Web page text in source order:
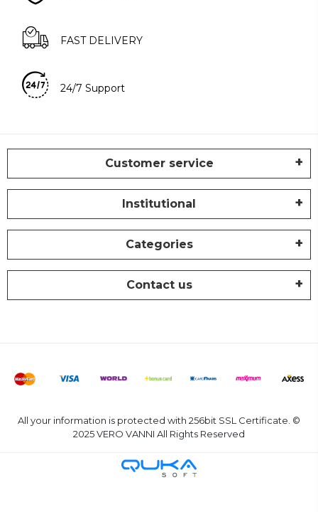
FAST DELIVERY
24/7 Support
Customer service
Institutional
Categories
Contact us
All your information is protected with 256bit SSL Certificate. ©
2025 VERO VANNI All Rights Reserved